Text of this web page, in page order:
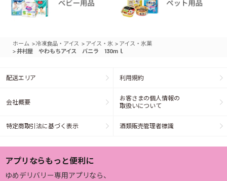
ホーム >冷凍食品・アイス > アイス・氷 > アイス・氷菓
>井村屋 やわもちアイス バニラ 130ｍｌ
配送エリア 利用規約
会社概要
お客さまの個人情報の
取扱いについて
特定商取引法に基づく表示 酒類販売管理者標識
アプリならもっと便利に
ゆめデリバリー専用アプリなら、